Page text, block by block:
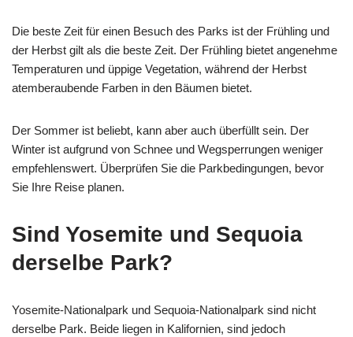
Die beste Zeit für einen Besuch des Parks ist der Frühling und
der Herbst gilt als die beste Zeit. Der Frühling bietet angenehme
Temperaturen und üppige Vegetation, während der Herbst
atemberaubende Farben in den Bäumen bietet.
Der Sommer ist beliebt, kann aber auch überfüllt sein. Der
Winter ist aufgrund von Schnee und Wegsperrungen weniger
empfehlenswert. Überprüfen Sie die Parkbedingungen, bevor
Sie Ihre Reise planen.
Sind Yosemite und Sequoia
derselbe Park?
Yosemite-Nationalpark und Sequoia-Nationalpark sind nicht
derselbe Park. Beide liegen in Kalifornien, sind jedoch